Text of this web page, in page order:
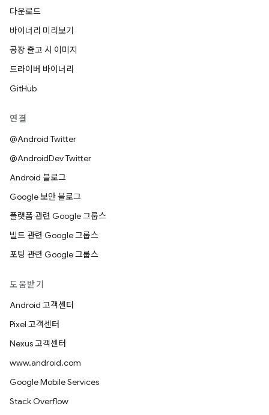
다운로드
바이너리 미리보기
공장 출고 시 이미지
드라이버 바이너리
GitHub
연결
@Android Twitter
@AndroidDev Twitter
Android 블로그
Google 보안 블로그
플랫폼 관련 Google 그룹스
빌드 관련 Google 그룹스
포팅 관련 Google 그룹스
도움받기
Android 고객센터
Pixel 고객센터
Nexus 고객센터
www.android.com
Google Mobile Services
Stack Overflow